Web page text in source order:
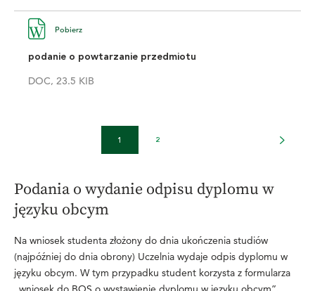
Pobierz
podanie o powtarzanie przedmiotu
DOC, 23.5 KIB
1 2
Podania o wydanie odpisu dyplomu w
języku obcym
Na wniosek studenta złożony do dnia ukończenia studiów
(najpóźniej do dnia obrony) Uczelnia wydaje odpis dyplomu w
języku obcym. W tym przypadku student korzysta z formularza